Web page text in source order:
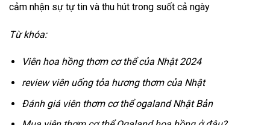
cảm nhận sự tự tin và thu hút trong suốt cả ngày
Từ khóa:
Viên hoa hồng thơm cơ thể của Nhật 2024
review viên uống tỏa hương thơm của Nhật
Đánh giá viên thơm cơ thể ogaland Nhật Bản